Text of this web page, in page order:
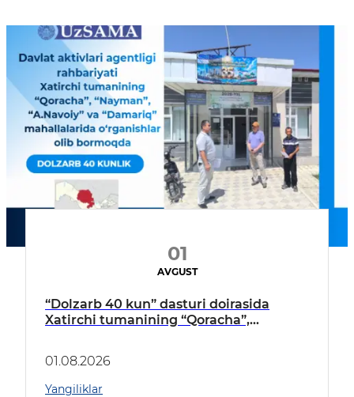
01
AVGUST
“Dolzarb 40 kun” dasturi doirasida
Xatirchi tumanining “Qoracha”,
borildi
01.08.2026
Yangiliklar